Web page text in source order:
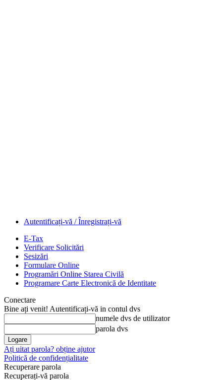
Autentificați-vă / Înregistrați-vă
E-Tax
Verificare Solicitări
Sesizări
Formulare Online
Programări Online Starea Civilă
Programare Carte Electronică de Identitate
Conectare
Bine ați venit! Autentificați-vă in contul dvs
numele dvs de utilizator
parola dvs
Ați uitat parola? obține ajutor
Politică de confidențialitate
Recuperare parola
Recuperați-vă parola